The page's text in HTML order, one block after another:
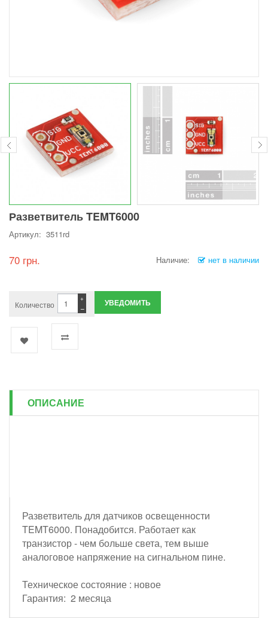
Разветвитель TEMT6000
Артикул: 3511rd
70 грн. Наличие: нет в наличии
Количество −
+ УВЕДОМИТЬ
ОПИСАНИЕ
Разветвитель для датчиков освещенности
TEMT6000. Понадобится. Работает как
транзистор - чем больше света, тем выше
аналоговое напряжение на сигнальном пине.
Техническое состояние : новое
Гарантия: 2 месяца